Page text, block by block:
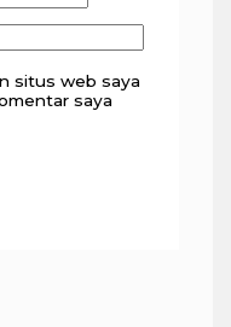
situs web saya
saya